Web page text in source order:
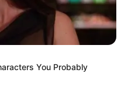
You Probably